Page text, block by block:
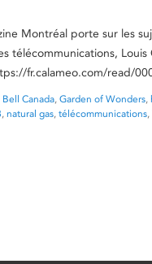
Montréal porte sur les
télécommunications,
fr.calameo.com/read/
Bell Canada, Garden of Wonders,
, natural gas, télécommunications,